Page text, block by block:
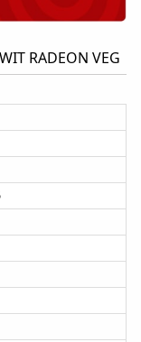
RADEON VEG